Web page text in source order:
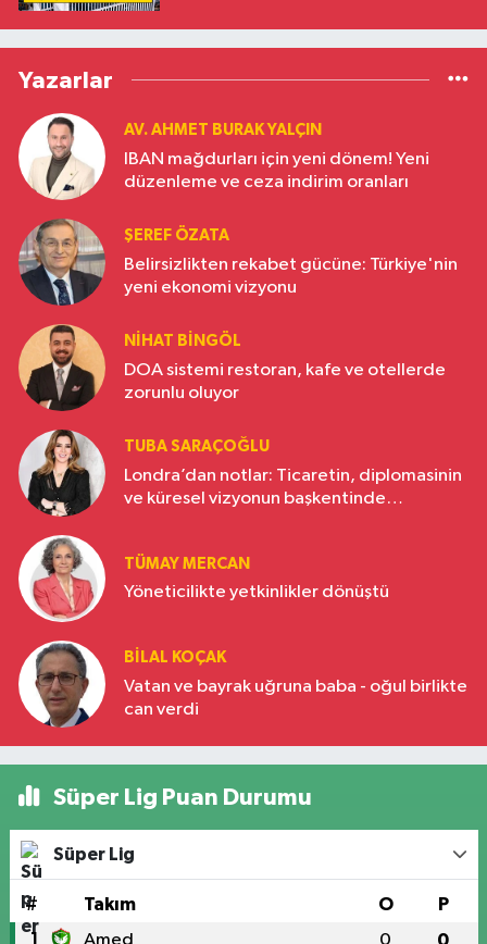
Yazarlar
AV. AHMET BURAK YALÇIN
IBAN mağdurları için yeni dönem! Yeni
düzenleme ve ceza indirim oranları
ŞEREF ÖZATA
Belirsizlikten rekabet gücüne: Türkiye'nin
yeni ekonomi vizyonu
NIHAT BINGÖL
DOA sistemi restoran, kafe ve otellerde
zorunlu oluyor
TUBA SARAÇOĞLU
Londra’dan notlar: Ticaretin, diplomasinin
ve küresel vizyonun başkentinde
TÜMAY MERCAN
Yöneticilikte yetkinlikler dönüştü
BILAL KOÇAK
Vatan ve bayrak uğruna baba - oğul birlikte
can verdi
Süper Lig Puan Durumu
Süper Lig
# Takım O P
1 Amed 0 0